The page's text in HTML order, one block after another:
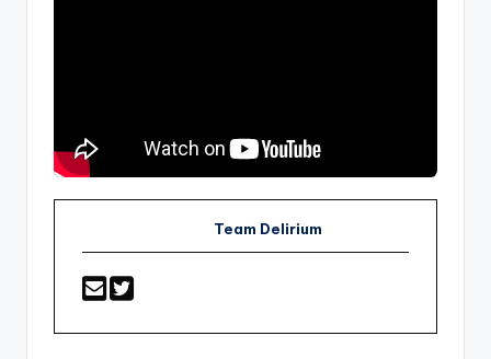
Team Delirium